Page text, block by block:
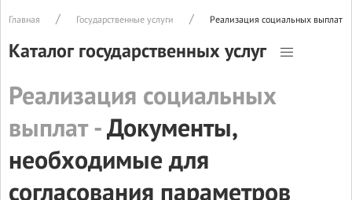
Главная Государственные услуги Реализация социальных выплат
Каталог государственных услуг
Реализация социальных
выплат -Документы,
необходимые для
согласования параметров